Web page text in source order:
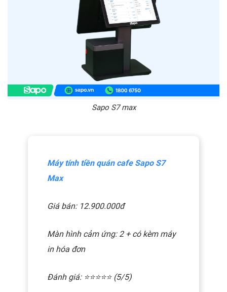
Sapo S7 max
Máy tính tiền quán cafe Sapo S7
Max
Giá bán: 12.900.000đ
Màn hình cảm ứng: 2 + có kèm máy
in hóa đơn
Đánh giá: ⭐️⭐️⭐️⭐️⭐️ (5/5)